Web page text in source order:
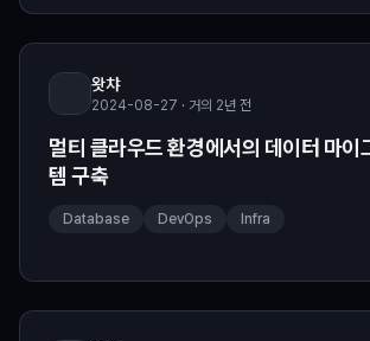
왓챠
2024-08-27 · 거의 2년 전
멀티 클라우드 환경에서의 데이터 마이
템 구축
Database DevOps Infra